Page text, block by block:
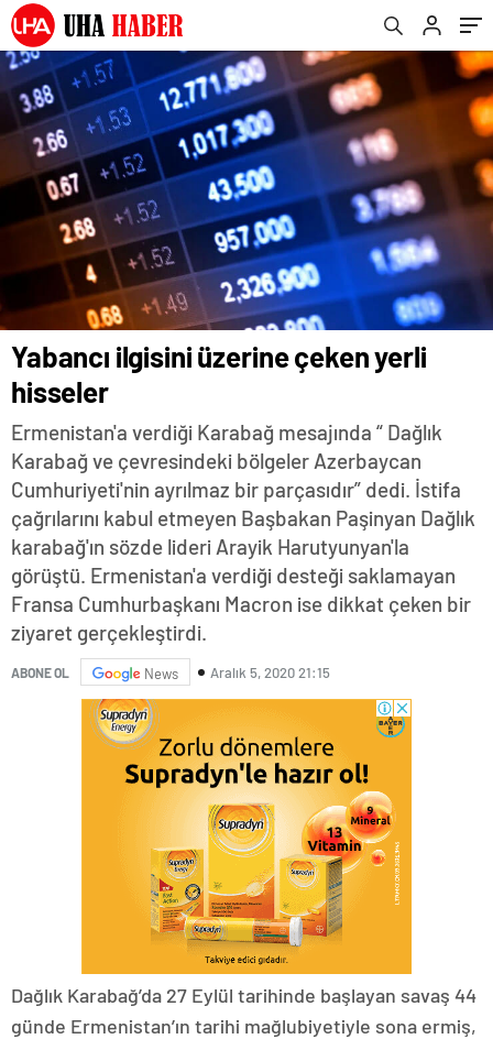
Yabancı ilgisini üzerine çeken yerli
hisseler
Ermenistan'a verdiği Karabağ mesajında “ Dağlık
Karabağ ve çevresindeki bölgeler Azerbaycan
Cumhuriyeti'nin ayrılmaz bir parçasıdır” dedi. İstifa
çağrılarını kabul etmeyen Başbakan Paşinyan Dağlık
karabağ'ın sözde lideri Arayik Harutyunyan'la
görüştü. Ermenistan'a verdiği desteği saklamayan
Fransa Cumhurbaşkanı Macron ise dikkat çeken bir
ziyaret gerçekleştirdi.
ABONE OL News Aralık 5, 2020 21:15
Dağlık Karabağ’da 27 Eylül tarihinde başlayan savaş 44
günde Ermenistan’ın tarihi mağlubiyetiyle sona ermiş,